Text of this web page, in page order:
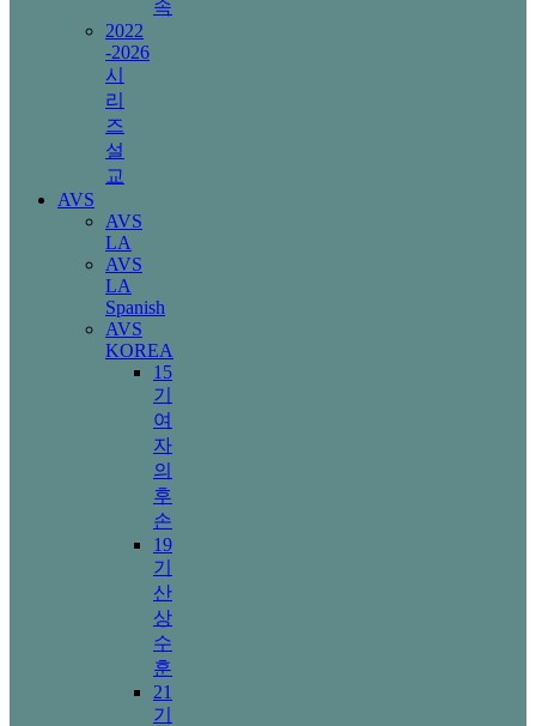
속
2022
-2026
시
리
즈
설
교
AVS
AVS
LA
AVS
LA
Spanish
AVS
KOREA
15
기
여
자
의
후
손
19
기
산
상
수
훈
21
기